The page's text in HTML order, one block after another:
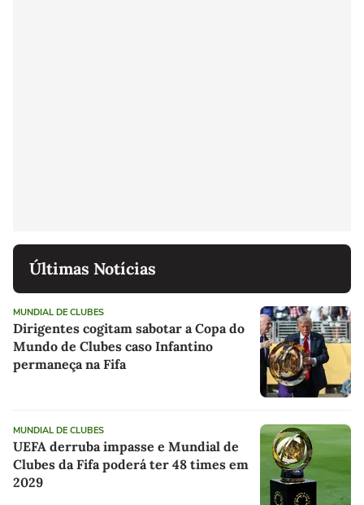
Últimas Notícias
MUNDIAL DE CLUBES
Dirigentes cogitam sabotar a Copa do
Mundo de Clubes caso Infantino
permaneça na Fifa
MUNDIAL DE CLUBES
UEFA derruba impasse e Mundial de
Clubes da Fifa poderá ter 48 times em
2029